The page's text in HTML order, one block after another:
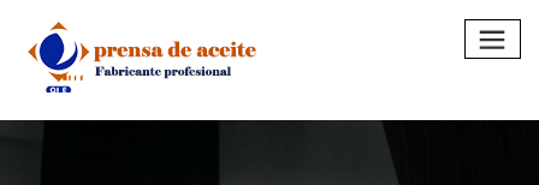
content